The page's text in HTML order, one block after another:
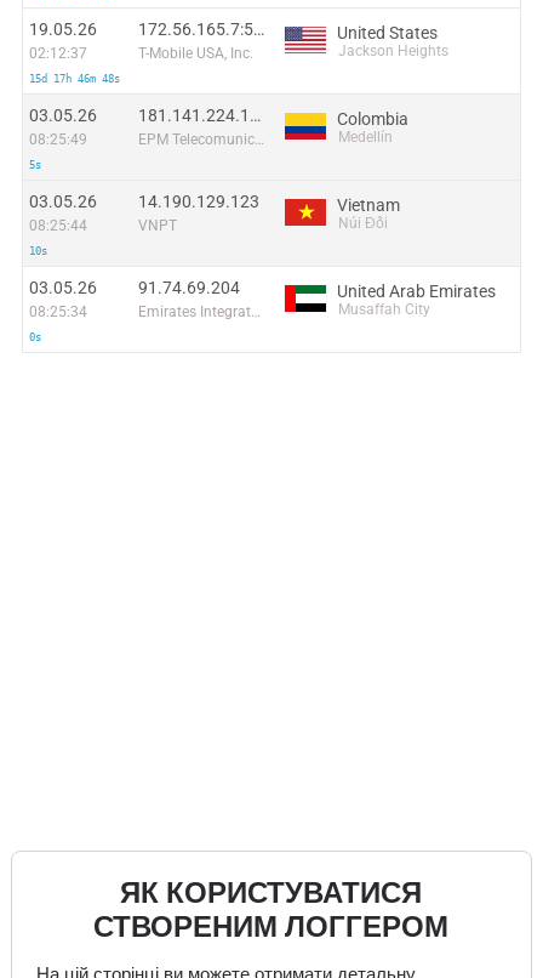
19.05.26
02:12:37
15d 17h 46m 48s
172.56.165.7:52091
T-Mobile USA, Inc.
United States
Jackson Heights
03.05.26
08:25:49
5s
181.141.224.163
EPM Telecomunicaciones S.A. E.S.P.
Colombia
Medellín
03.05.26
08:25:44
10s
14.190.129.123
VNPT
Vietnam
Núi Đối
03.05.26
08:25:34
0s
91.74.69.204
Emirates Integrated Telecommunications Company PJSC
United Arab Emirates
Musaffah City
ЯК КОРИСТУВАТИСЯ
СТВОРЕНИМ ЛОГГЕРОМ